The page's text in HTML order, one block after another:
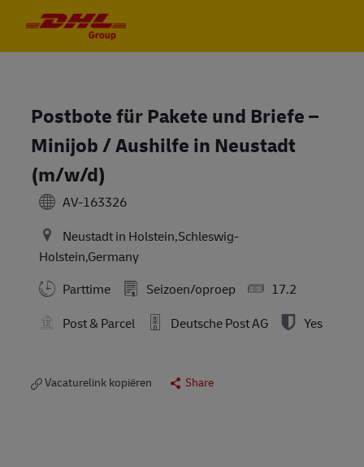
Postbote für Pakete und Briefe –
Minijob / Aushilfe in Neustadt
(m/w/d)
AV-163326
Neustadt in Holstein,Schleswig-
Holstein,Germany
Parttime
Seizoen/oproep
17.2
Post & Parcel
Deutsche Post AG Yes
Vacaturelink kopiëren Share